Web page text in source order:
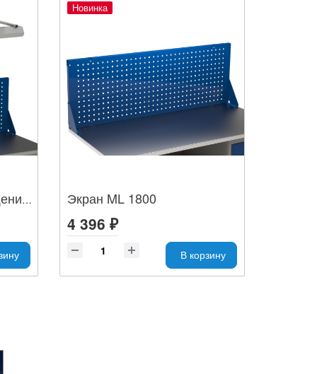
Экран ML 1800 с освещением
Новинка
Экран ML 1800
4 396 ₽
В корзину